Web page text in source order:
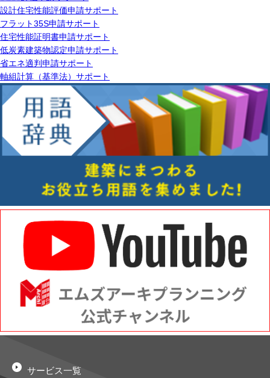
設計住宅性能評価申請サポート
フラット35S申請サポート
住宅性能証明書申請サポート
低炭素建築物認定申請サポート
省エネ適判申請サポート
軸組計算（基準法）サポート
サービス一覧